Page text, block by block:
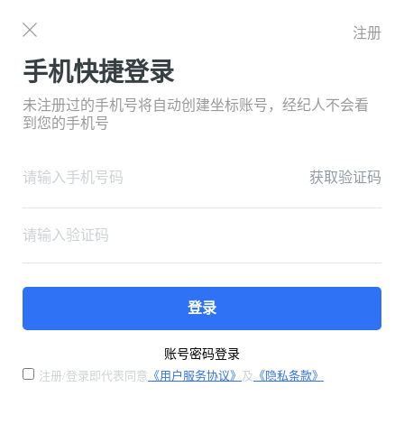
注册
手机快捷登录
未注册过的手机号将自动创建坐标账号，经纪人不会看
到您的手机号
获取验证码
登录
账号密码登录
注册/登录即代表同意 《用户服务协议》 及 《隐私条款》